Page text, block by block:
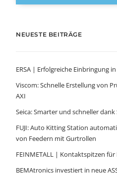
NEUESTE BEITRÄGE
ERSA | Erfolgreiche Einbringung
Viscom: Schnelle Erstellung von
AXI
Seica: Smarter und schneller
FUJI: Auto Kitting Station
von Feedern mit Gurtrollen
FEINMETALL | Kontaktspitzen
BEMAtronics investiert in neue